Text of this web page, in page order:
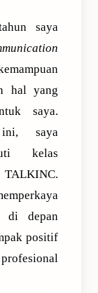
saya
hal yang
saya.
saya
kelas
di depan
positif